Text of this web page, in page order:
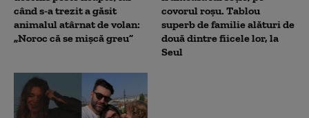
când s-a trezit a găsit
animalul atârnat de volan:
„Noroc că se mișcă greu”
covorul roșu. Tablou
superb de familie alături de
două dintre fiicele lor, la
Seul